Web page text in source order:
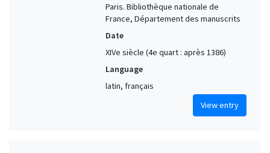
Paris. Bibliothèque nationale de
France, Département des manuscrits
Date
XIVe siècle (4e quart : après 1386)
Language
latin, français
View entry